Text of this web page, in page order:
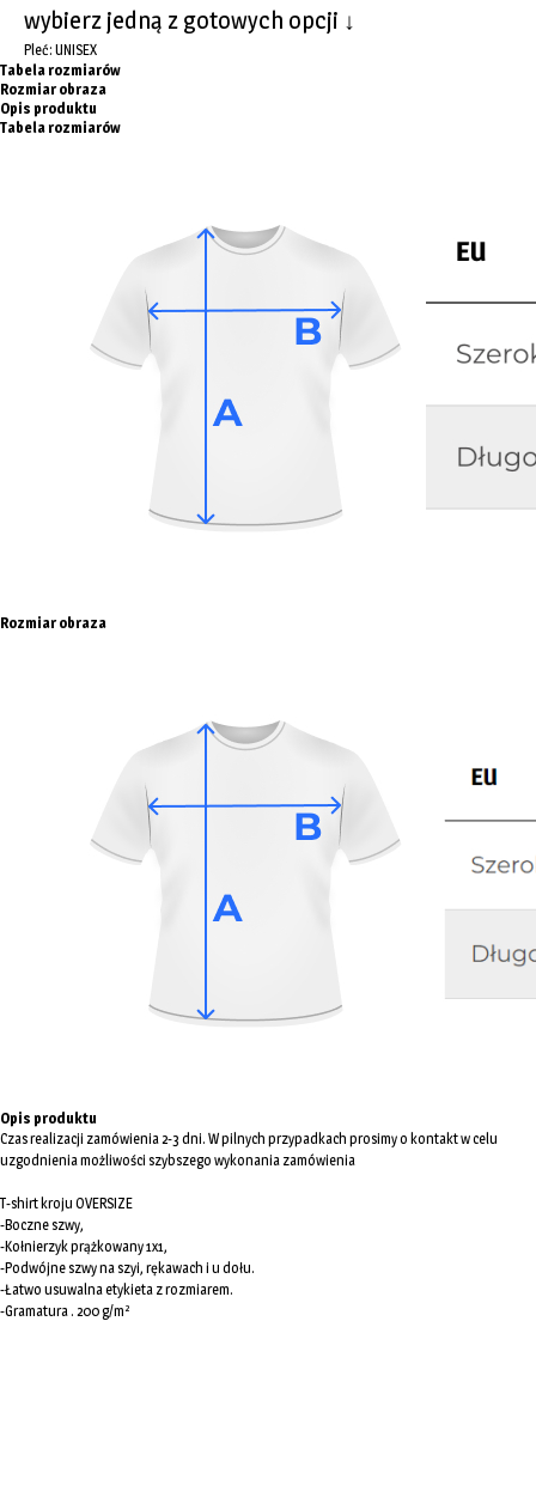
wybierz jedną z gotowych opcji ↓
Pleć: UNISEX
Tabela rozmiarów
Rozmiar obraza
Opis produktu
Tabela rozmiarów
Rozmiar obraza
Opis produktu
Czas realizacji zamówienia 2-3 dni. W pilnych przypadkach prosimy o kontakt w celu
uzgodnienia możliwości szybszego wykonania zamówienia
T-shirt kroju OVERSIZE
-Boczne szwy,
-Kołnierzyk prążkowany 1x1,
-Podwójne szwy na szyi, rękawach i u dołu.
-Łatwo usuwalna etykieta z rozmiarem.
-Gramatura . 200 g/m²